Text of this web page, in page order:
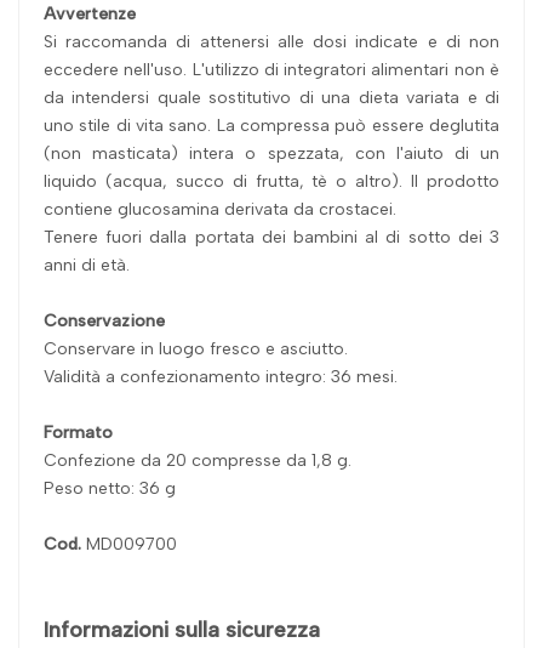
Avvertenze
Si raccomanda di attenersi alle dosi indicate e di non
eccedere nell'uso. L'utilizzo di integratori alimentari non è
da intendersi quale sostitutivo di una dieta variata e di
uno stile di vita sano. La compressa può essere deglutita
(non masticata) intera o spezzata, con l'aiuto di un
liquido (acqua, succo di frutta, tè o altro). Il prodotto
contiene glucosamina derivata da crostacei.
Tenere fuori dalla portata dei bambini al di sotto dei 3
anni di età.
Conservazione
Conservare in luogo fresco e asciutto.
Validità a confezionamento integro: 36 mesi.
Formato
Confezione da 20 compresse da 1,8 g.
Peso netto: 36 g
Cod. MD009700
Informazioni sulla sicurezza